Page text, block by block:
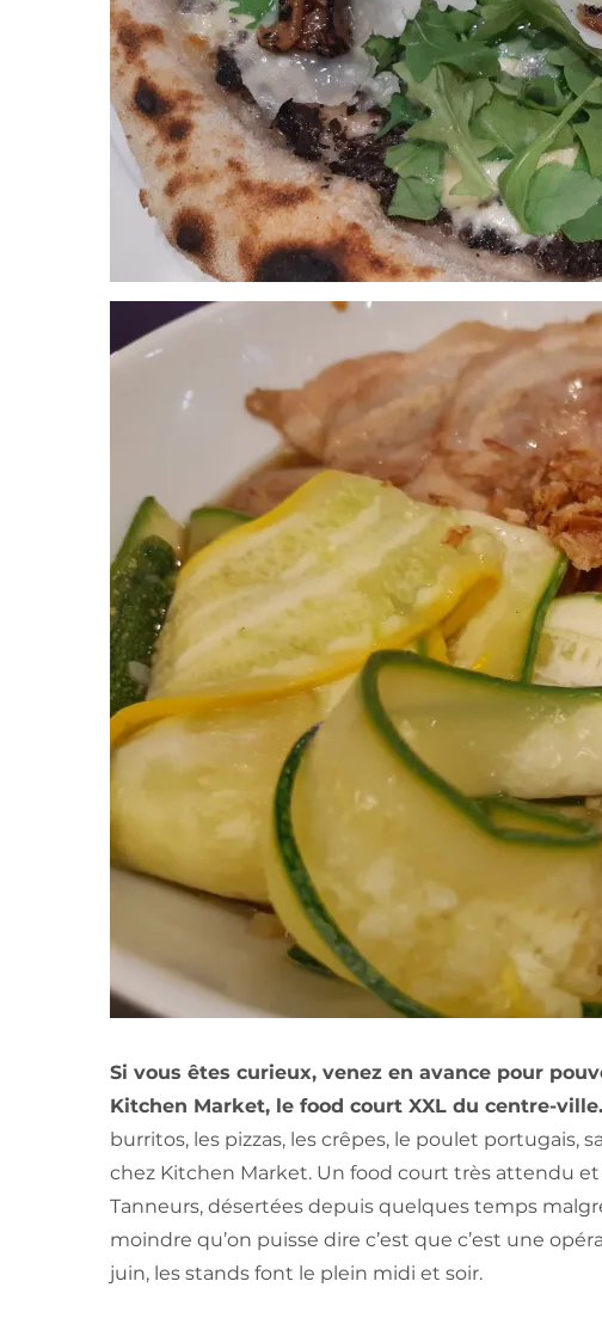
Si vous êtes curieux, venez en avance pour
Kitchen Market, le food court XXL du centre-ville.
burritos, les pizzas, les crêpes, le poulet portugais,
chez Kitchen Market. Un food court très attendu
Tanneurs, désertées depuis quelques temps
moindre qu’on puisse dire c’est que c’est une
juin, les stands font le plein midi et soir.